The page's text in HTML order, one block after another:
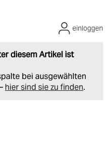
diesem Artikel ist
bei ausgewählten
hier sind sie zu finden.
einloggen